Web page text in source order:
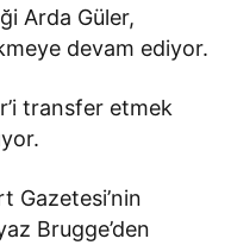
Arda Güler,
devam ediyor.
transfer etmek
Gazetesi’nin
Brugge’den